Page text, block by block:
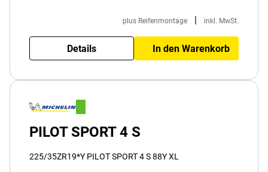
plus Reifenmontage inkl. MwSt.
Details In den Warenkorb
PILOT SPORT 4 S
225/35ZR19*Y PILOT SPORT 4 S 88Y XL